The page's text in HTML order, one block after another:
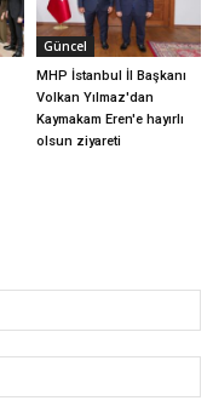
Güncel
MHP İstanbul İl Başkanı
Volkan Yılmaz'dan
Kaymakam Eren'e hayırlı
olsun ziyareti